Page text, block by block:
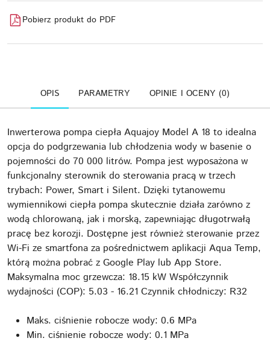
Pobierz produkt do PDF
OPIS PARAMETRY OPINIE I OCENY (0)
Inwerterowa pompa ciepła Aquajoy Model A 18 to idealna
opcja do podgrzewania lub chłodzenia wody w basenie o
pojemności do 70 000 litrów. Pompa jest wyposażona w
funkcjonalny sterownik do sterowania pracą w trzech
trybach: Power, Smart i Silent. Dzięki tytanowemu
wymiennikowi ciepła pompa skutecznie działa zarówno z
wodą chlorowaną, jak i morską, zapewniając długotrwałą
pracę bez korozji. Dostępne jest również sterowanie przez
Wi-Fi ze smartfona za pośrednictwem aplikacji Aqua Temp,
którą można pobrać z Google Play lub App Store.
Maksymalna moc grzewcza: 18.15 kW Współczynnik
wydajności (COP): 5.03 - 16.21 Czynnik chłodniczy: R32
Maks. ciśnienie robocze wody: 0.6 MPa
Min. ciśnienie robocze wody: 0.1 MPa